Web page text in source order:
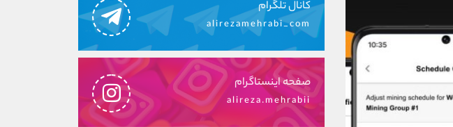
کانال تلگرام
alirezamehrabi_com
صفحه اینستاگرام
alireza.mehrabii